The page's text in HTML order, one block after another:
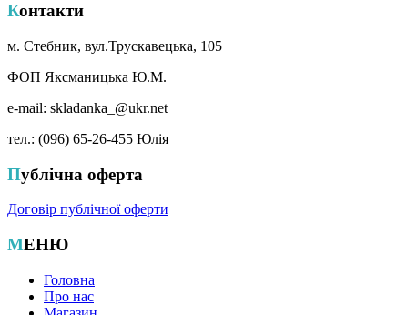
Контакти
м. Стебник, вул.Трускавецька, 105
ФОП Яксманицька Ю.М.
e-mail: skladanka_@ukr.net
тел.: (096) 65-26-455 Юлія
Публічна оферта
Договір публічної оферти
МЕНЮ
Головна
Про нас